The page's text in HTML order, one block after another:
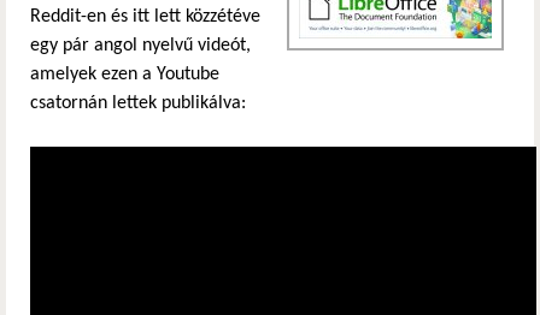
Reddit-en és itt lett közzétéve
egy pár angol nyelvű videót,
amelyek ezen a Youtube
csatornán lettek publikálva: